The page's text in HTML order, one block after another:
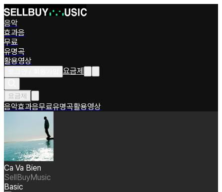
음악
효과음
무료
유명곡
활용영상
요금제
요금제
음악효과음무료유명곡활용영상
Ca Va Bien
SellBuyMusic
Basic